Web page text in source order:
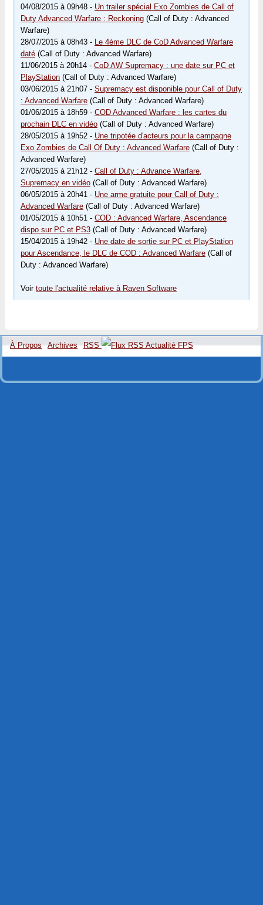
04/08/2015 à 09h48 - Un trailer spécial Exo Zombies de Call of
Duty Advanced Warfare : Reckoning (Call of Duty : Advanced
Warfare)
28/07/2015 à 08h43 - Le 4ème DLC de CoD Advanced Warfare
daté (Call of Duty : Advanced Warfare)
11/06/2015 à 20h14 - CoD AW Supremacy : une date sur PC et
PlayStation (Call of Duty : Advanced Warfare)
03/06/2015 à 21h07 - Supremacy est disponible pour Call of Duty
: Advanced Warfare (Call of Duty : Advanced Warfare)
01/06/2015 à 18h59 - COD Advanced Warfare : les cartes du
prochain DLC en vidéo (Call of Duty : Advanced Warfare)
28/05/2015 à 19h52 - Une tripotée d'acteurs pour la campagne
Exo Zombies de Call Of Duty : Advanced Warfare (Call of Duty :
Advanced Warfare)
27/05/2015 à 21h12 - Call of Duty : Advance Warfare,
Supremacy en vidéo (Call of Duty : Advanced Warfare)
06/05/2015 à 20h41 - Une arme gratuite pour Call of Duty :
Advanced Warfare (Call of Duty : Advanced Warfare)
01/05/2015 à 10h51 - COD : Advanced Warfare, Ascendance
dispo sur PC et PS3 (Call of Duty : Advanced Warfare)
15/04/2015 à 19h42 - Une date de sortie sur PC et PlayStation
pour Ascendance, le DLC de COD : Advanced Warfare (Call of
Duty : Advanced Warfare)
Voir toute l'actualité relative à Raven Software
À Propos Archives RSS